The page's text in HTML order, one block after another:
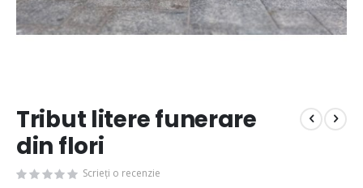
Tribut litere funerare
din flori
Scrieți o recenzie